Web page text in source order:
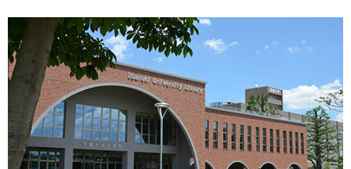
学校-理科 50.0 59%
学校-音楽 – 54%
学校-美術 56% 1.7
学校-保健体育 – 58% 3.4
学校-技術 59% 1.7
理学-学際理学 47.5 59%